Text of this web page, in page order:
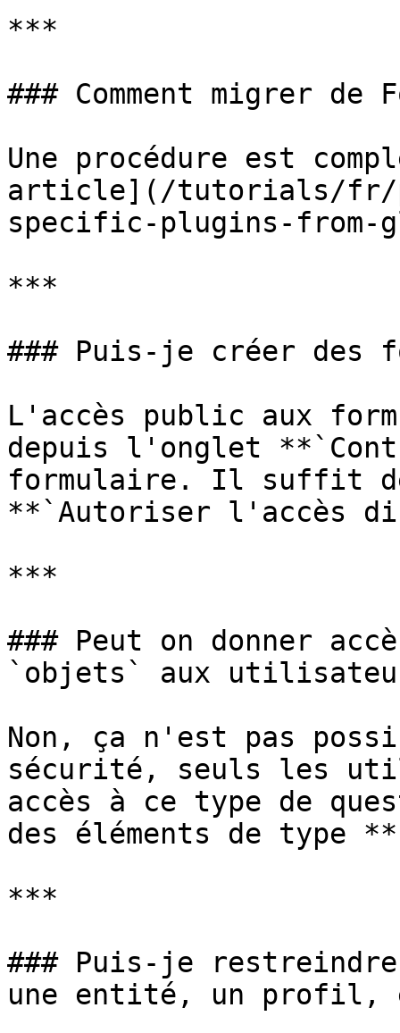
***
### Comment migrer de
Une procédure est
article](/tutorials/fr/
specific-plugins-from-
***
### Puis-je créer des
L'accès public aux
depuis l'onglet
formulaire. Il suffit
**`Autoriser l'accès
***
### Peut on donner
`objets` aux
Non, ça n'est pas
sécurité, seuls les
accès à ce type de
des éléments de type
***
### Puis-je
une entité, un profil,